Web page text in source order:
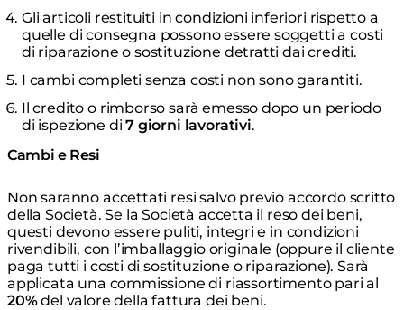
Gli articoli restituiti in condizioni inferiori rispetto a
quelle di consegna possono essere soggetti a costi
di riparazione o sostituzione detratti dai crediti.
I cambi completi senza costi non sono garantiti.
Il credito o rimborso sarà emesso dopo un periodo
di ispezione di7 giorni lavorativi.
Cambi e Resi
Non saranno accettati resi salvo previo accordo scritto
della Società. Se la Società accetta il reso dei beni,
questi devono essere puliti, integri e in condizioni
rivendibili, con l’imballaggio originale (oppure il cliente
paga tutti i costi di sostituzione o riparazione). Sarà
applicata una commissione di riassortimento pari al
20%del valore della fattura dei beni.